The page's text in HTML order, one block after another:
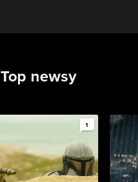
Top newsy
1